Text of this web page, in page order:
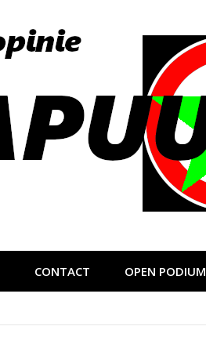
CONTACT OPEN PODIUM